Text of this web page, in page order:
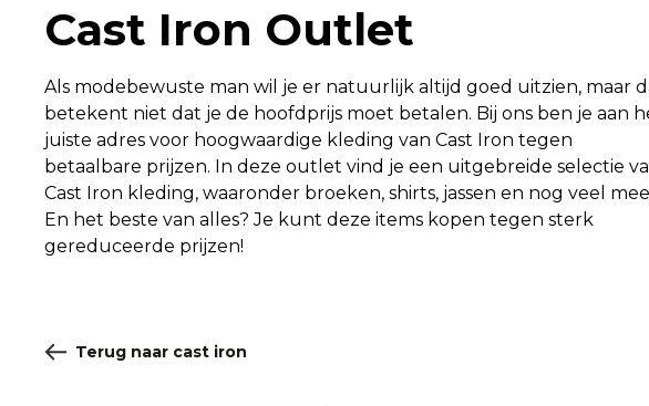
Cast Iron Outlet
Als modebewuste man wil je er natuurlijk altijd goed uitzien, maar
betekent niet dat je de hoofdprijs moet betalen. Bij ons ben je aan
juiste adres voor hoogwaardige kleding van Cast Iron tegen
betaalbare prijzen. In deze outlet vind je een uitgebreide selectie
Cast Iron kleding, waaronder broeken, shirts, jassen en nog veel
En het beste van alles? Je kunt deze items kopen tegen sterk
gereduceerde prijzen!
Terug naar cast iron